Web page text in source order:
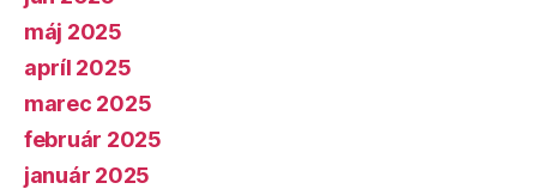
máj 2025
apríl 2025
marec 2025
február 2025
január 2025